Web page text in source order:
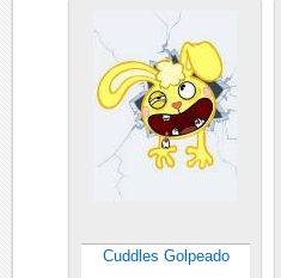
Cuddles Golpeado